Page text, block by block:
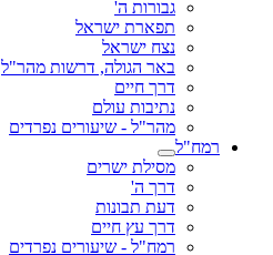
גבורות ה'
תפארת ישראל
נצח ישראל
באר הגולה, דרשות מהר"ל
דרך חיים
נתיבות עולם
מהר"ל - שיעורים נפרדים
רמח"ל
מסילת ישרים
דרך ה'
דעת תבונות
דרך עץ חיים
רמח"ל - שיעורים נפרדים